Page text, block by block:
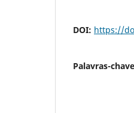
DOI: https://
Palavras-